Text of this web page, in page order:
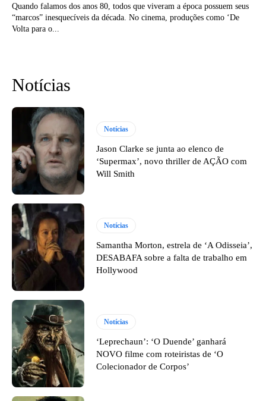
Quando falamos dos anos 80, todos que viveram a época possuem seus
“marcos” inesquecíveis da década. No cinema, produções como ‘De
Volta para o...
Notícias
Notícias
Jason Clarke se junta ao elenco de
‘Supermax’, novo thriller de AÇÃO com
Will Smith
Notícias
Samantha Morton, estrela de ‘A Odisseia’,
DESABAFA sobre a falta de trabalho em
Hollywood
Notícias
‘Leprechaun’: ‘O Duende’ ganhará
NOVO filme com roteiristas de ‘O
Colecionador de Corpos’